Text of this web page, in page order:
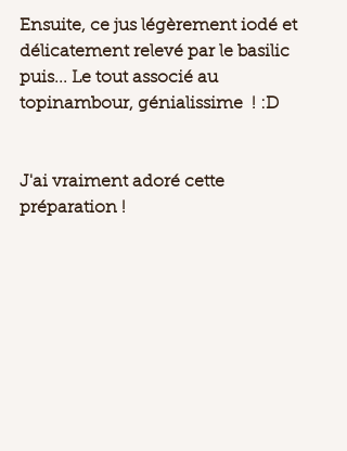
Ensuite, ce jus légèrement iodé et
délicatement relevé par le basilic
puis... Le tout associé au
topinambour, génialissime  ! :D
J'ai vraiment adoré cette
préparation !